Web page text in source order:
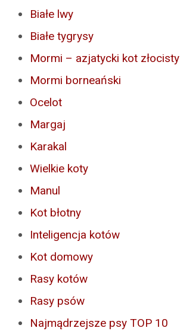
Białe lwy
Białe tygrysy
Mormi – azjatycki kot złocisty
Mormi borneański
Ocelot
Margaj
Karakal
Wielkie koty
Manul
Kot błotny
Inteligencja kotów
Kot domowy
Rasy kotów
Rasy psów
Najmądrzejsze psy TOP 10